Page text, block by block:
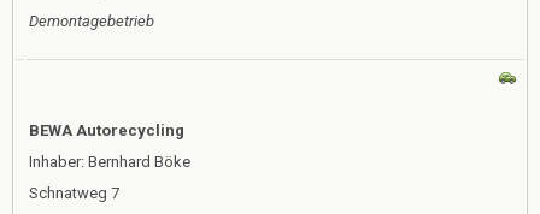
Demontagebetrieb
BEWA Autorecycling
Inhaber: Bernhard Böke
Schnatweg 7